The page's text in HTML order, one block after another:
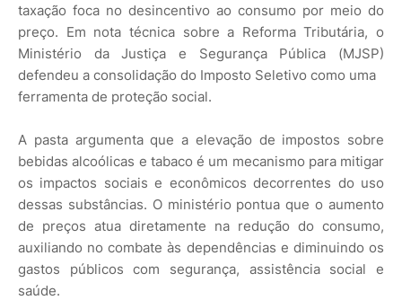
taxação foca no desincentivo ao consumo por meio do
preço. Em nota técnica sobre a Reforma Tributária, o
Ministério da Justiça e Segurança Pública (MJSP)
defendeu a consolidação do Imposto Seletivo como uma
ferramenta de proteção social.
A pasta argumenta que a elevação de impostos sobre
bebidas alcoólicas e tabaco é um mecanismo para mitigar
os impactos sociais e econômicos decorrentes do uso
dessas substâncias. O ministério pontua que o aumento
de preços atua diretamente na redução do consumo,
auxiliando no combate às dependências e diminuindo os
gastos públicos com segurança, assistência social e
saúde.